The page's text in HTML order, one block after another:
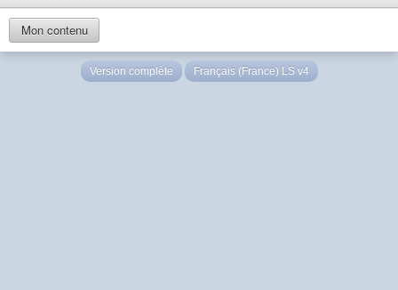
Mon contenu
Version complète Français (France) LS v4